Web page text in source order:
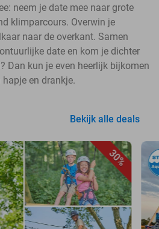
neem je date mee naar grote
klimparcours. Overwin je
naar de overkant. Samen
date en kom je dichter
Dan kun je even heerlijk bijkomen
en drankje.
Bekijk alle deals
30%